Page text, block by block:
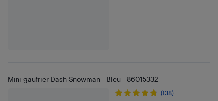
Mini gaufrier Dash Snowman - Bleu - 86015332
(138)